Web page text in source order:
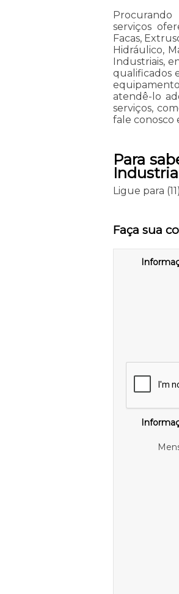
serviços
Facas,
Hidráulico,
Industriais,
qualificados
atendê-lo
serviços,
fale conosco
Para
Ligue para
Faça sua